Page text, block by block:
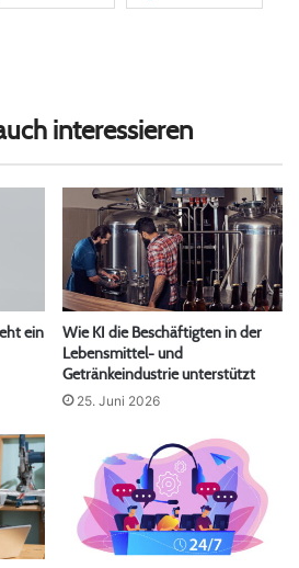
interessieren
ein
Wie KI die Beschäftigten in der
Lebensmittel- und
Getränkeindustrie unterstützt
25. Juni 2026